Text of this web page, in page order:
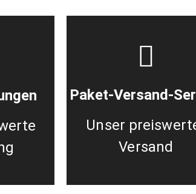
Paket-Versand-
Unser
Versand